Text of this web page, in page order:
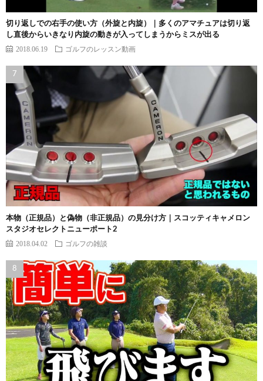
切り返しでの右手の使い方（外旋と内旋）｜多くのアマチュアは切り返
し直後からいきなり内旋の動きが入ってしまうからミスが出る
2018.06.19 ゴルフのレッスン動画
本物（正規品）と偽物（非正規品）の見分け方｜スコッティキャメロン
スタジオセレクトニューポート2
2018.04.02 ゴルフの雑談